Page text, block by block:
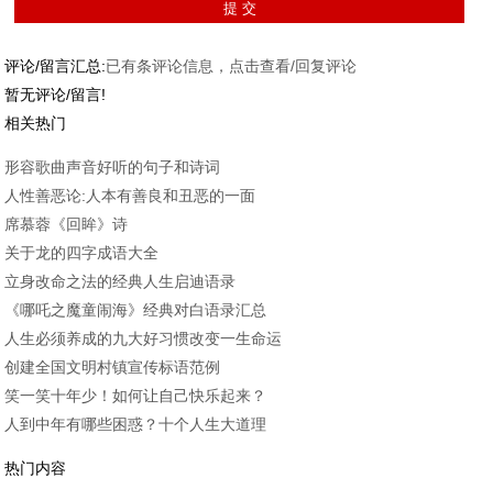
评论/留言汇总:已有条评论信息，点击查看/回复评论
暂无评论/留言!
相关热门
形容歌曲声音好听的句子和诗词
人性善恶论:人本有善良和丑恶的一面
席慕蓉《回眸》诗
关于龙的四字成语大全
立身改命之法的经典人生启迪语录
《哪吒之魔童闹海》经典对白语录汇总
人生必须养成的九大好习惯改变一生命运
创建全国文明村镇宣传标语范例
笑一笑十年少！如何让自己快乐起来？
人到中年有哪些困惑？十个人生大道理
热门内容